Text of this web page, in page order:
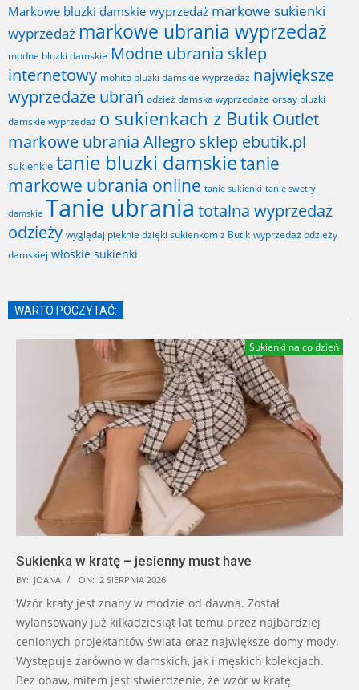
Markowe bluzki damskie wyprzedaż markowe sukienki
wyprzedaż markowe ubrania wyprzedaż
modne bluzki damskie Modne ubrania sklep
internetowy mohito bluzki damskie wyprzedaż największe
wyprzedaże ubrań odzież damska wyprzedaże orsay bluzki
damskie wyprzedaż o sukienkach z Butik Outlet
markowe ubrania Allegro sklep ebutik.pl
sukienkie tanie bluzki damskietanie
markowe ubrania online tanie sukienki tanie swetry
damskie Tanie ubrania totalna wyprzedaż
odzieży wyglądaj pięknie dzięki sukienkom z Butik wyprzedaż odzieży
damskiej włoskie sukienki
WARTO POCZYTAĆ:
Sukienki na co dzień
Sukienka w kratę – jesienny must have
BY: JOANA ON: 2 SIERPNIA 2026
Wzór kraty jest znany w modzie od dawna. Został
wylansowany już kilkadziesiąt lat temu przez najbardziej
cenionych projektantów świata oraz największe domy mody.
Występuje zarówno w damskich, jak i męskich kolekcjach.
Bez obaw, mitem jest stwierdzenie, że wzór w kratę